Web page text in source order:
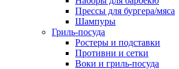
Прессы для бургера/мяса
Шампуры
Гриль-посуда
Ростеры и подставки
Противни и сетки
Воки и гриль-посуда